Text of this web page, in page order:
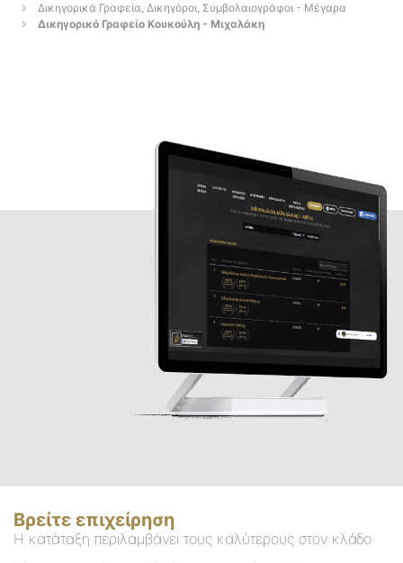
Δικηγορικά Γραφεία, Δικηγόροι, Συμβολαιογράφοι - Μέγαρα
Δικηγορικό Γραφείο Κουκούλη - Μιχαλάκη
Βρείτε επιχείρηση
Η κατάταξη περιλαμβάνει τους καλύτερους στον κλάδο